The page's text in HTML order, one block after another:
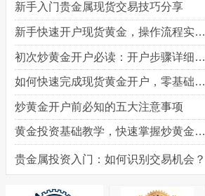
新手入门贵金属现货交易技巧分享
新手快速开户现货黄金，操作流程实操详解
初次炒黄金开户必读：开户步骤详细说明
如何快速完成现货黄金开户，零基础也能轻松上手
炒黄金开户前必知的五大注意事项
黄金投资基础教学，快速掌握炒黄金技巧
贵金属投资入门：如何识别交易机会？